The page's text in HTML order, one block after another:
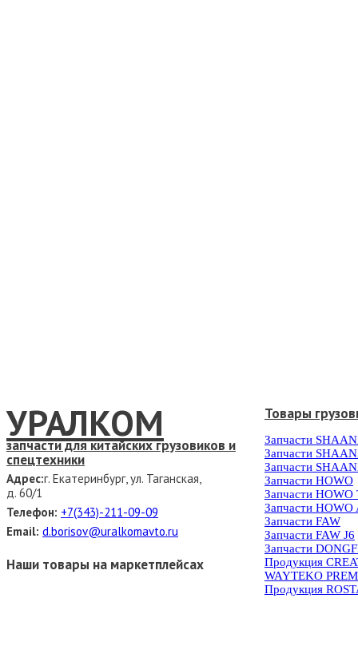
УРАЛКОМ
запчасти для китайских грузовиков и
спецтехники
Адрес:г. Екатеринбург, ул. Таганская,
д. 60/1
Телефон: +7(343)-211-09-09
Email: d.borisov@uralkomavto.ru
Наши товары на маркетплейсах
Товары
Запчасти
Запчасти
Запчасти
Запчасти HOWO
Запчасти HOWO
Запчасти HOWO
Запчасти FAW
Запчасти FAW J6
Запчасти
Продукция
WAYTEKO
Продукция